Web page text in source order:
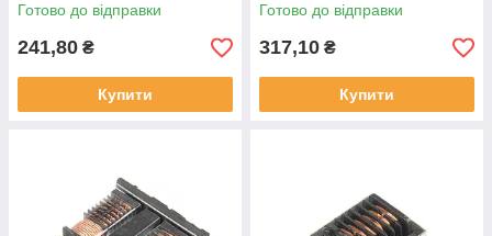
Готово до відправки
241,80 ₴
Купити
Готово до відправки
317,10 ₴
Купити